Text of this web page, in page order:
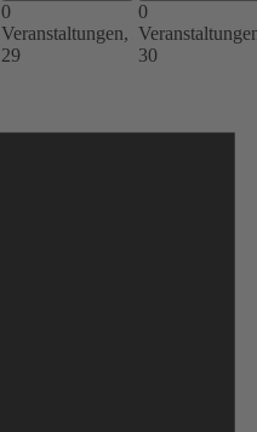
0
Veranstaltungen,
29
0
30